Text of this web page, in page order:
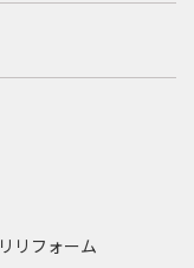
リフォーム